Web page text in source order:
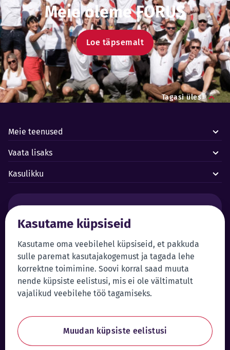
Kasutame küpsiseid
Kasutame oma veebilehel küpsiseid, et pakkuda
sulle paremat kasutajakogemust ja tagada lehe
korrektne toimimine. Soovi korral saad muuta
nende küpsiste eelistusi, mis ei ole vältimatult
vajalikud veebilehe töö tagamiseks.
Muudan küpsiste eelistusi
Meie oleme FORUS
Loe täpsemalt
Tagasi üles
Meie teenused
Vaata lisaks
Kasulikku
Forus juhtimiskeskus 24/7
Klienditeenindus:
+372 619 1999
klienditeenindus@forus.ee
Iseteenindus
Sisene iseteenindusse
Üldkontakt:
forus@forus.ee
Vihjeliin: